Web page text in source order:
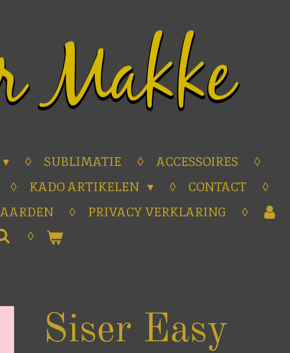
SUBLIMATIE
ACCESSOIRES
KADO ARTIKELEN
CONTACT
PRIVACY VERKLARING
Siser Easy